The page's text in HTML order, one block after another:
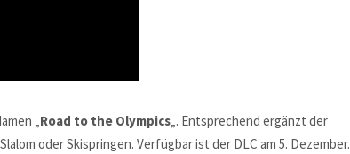
„Road to the Olympics„. Entsprechend ergänzt der
oder Skispringen. Verfügbar ist der DLC am 5. Dezember.